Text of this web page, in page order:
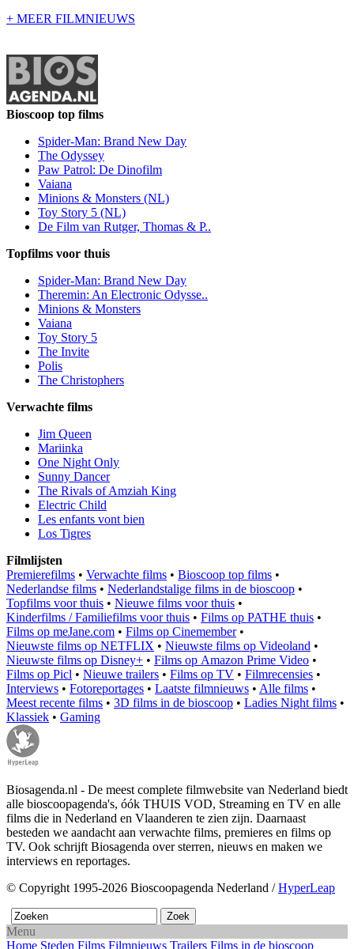
+ MEER FILMNIEUWS
Bioscoop top films
Spider-Man: Brand New Day
The Odyssey
Paw Patrol: De Dinofilm
Vaiana
Minions & Monsters (NL)
Toy Story 5 (NL)
De Film van Rutger, Thomas & P..
Topfilms voor thuis
Spider-Man: Brand New Day
Theremin: An Electronic Odysse..
Minions & Monsters
Vaiana
Toy Story 5
The Invite
Polis
The Christophers
Verwachte films
Jim Queen
Mariinka
One Night Only
Sunny Dancer
The Rivals of Amziah King
Electric Child
Les enfants vont bien
Los Tigres
Filmlijsten
Premierefilms • Verwachte films • Bioscoop top films •
Nederlandse films • Nederlandstalige films in de bioscoop •
Topfilms voor thuis • Nieuwe films voor thuis •
Kinderfilms / Familiefilms voor thuis • Films op PATHE thuis •
Films op meJane.com • Films op Cinemember•
Nieuwste films op NETFLIX • Nieuwste films op Videoland •
Nieuwste films op Disney+ • Films op Amazon Prime Video •
Films op Picl • Nieuwe trailers • Films op TV • Filmrecensies •
Interviews • Fotoreportages • Laatste filmnieuws • Alle films •
Meest recente films • 3D films in de bioscoop • Ladies Night films •
Klassiek • Gaming
Biosagenda.nl - De meest complete filmwebsite van Nederland biedt
alle bioscoopagenda's, óók THUIS VOD, Streaming en TV en alle
films die in Nederland en Vlaanderen te zien zijn. Daarnaast
besteden we aandacht aan verwachte films, premieres en films op
TV. Ook schrijft Biosagenda over sterren, nieuws en maken we
interviews en reportages.
© Copyright 1995-2026 Bioscoopagenda Nederland /HyperLeap
Menu
Home Steden Films Filmnieuws Trailers Films in de bioscoop